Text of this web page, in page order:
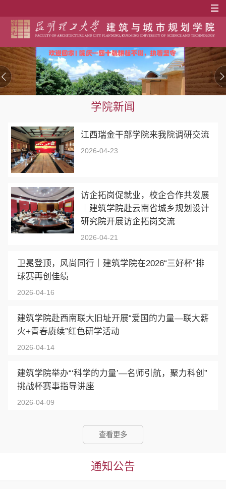
学院新闻
江西瑞金干部学院来我院调研交流
2026-04-23
访企拓岗促就业，校企合作共发展
｜建筑学院赴云南省城乡规划设计
研究院开展访企拓岗交流
2026-04-21
卫冕登顶，风尚同行｜建筑学院在2026“三好杯”排
球赛再创佳绩
2026-04-16
建筑学院赴西南联大旧址开展“爱国的力量—联大薪
火+青春赓续”红色研学活动
2026-04-14
建筑学院举办“‘科学的力量’—名师引航，聚力科创”
挑战杯赛事指导讲座
2026-04-09
查看更多
通知公告